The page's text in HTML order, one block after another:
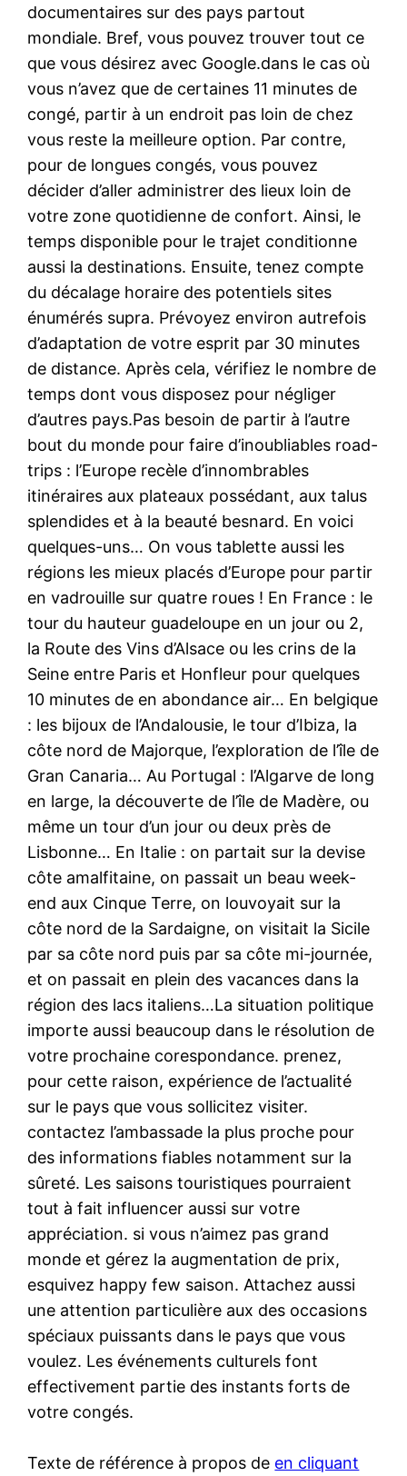
documentaires sur des pays partout
mondiale. Bref, vous pouvez trouver tout ce
que vous désirez avec Google.dans le cas où
vous n’avez que de certaines 11 minutes de
congé, partir à un endroit pas loin de chez
vous reste la meilleure option. Par contre,
pour de longues congés, vous pouvez
décider d’aller administrer des lieux loin de
votre zone quotidienne de confort. Ainsi, le
temps disponible pour le trajet conditionne
aussi la destinations. Ensuite, tenez compte
du décalage horaire des potentiels sites
énumérés supra. Prévoyez environ autrefois
d’adaptation de votre esprit par 30 minutes
de distance. Après cela, vérifiez le nombre de
temps dont vous disposez pour négliger
d’autres pays.Pas besoin de partir à l’autre
bout du monde pour faire d’inoubliables road-
trips : l’Europe recèle d’innombrables
itinéraires aux plateaux possédant, aux talus
splendides et à la beauté besnard. En voici
quelques-uns… On vous tablette aussi les
régions les mieux placés d’Europe pour partir
en vadrouille sur quatre roues ! En France : le
tour du hauteur guadeloupe en un jour ou 2,
la Route des Vins d’Alsace ou les crins de la
Seine entre Paris et Honfleur pour quelques
10 minutes de en abondance air… En belgique
: les bijoux de l’Andalousie, le tour d’Ibiza, la
côte nord de Majorque, l’exploration de l’île de
Gran Canaria… Au Portugal : l’Algarve de long
en large, la découverte de l’île de Madère, ou
même un tour d’un jour ou deux près de
Lisbonne… En Italie : on partait sur la devise
côte amalfitaine, on passait un beau week-
end aux Cinque Terre, on louvoyait sur la
côte nord de la Sardaigne, on visitait la Sicile
par sa côte nord puis par sa côte mi-journée,
et on passait en plein des vacances dans la
région des lacs italiens…La situation politique
importe aussi beaucoup dans le résolution de
votre prochaine corespondance. prenez,
pour cette raison, expérience de l’actualité
sur le pays que vous sollicitez visiter.
contactez l’ambassade la plus proche pour
des informations fiables notamment sur la
sûreté. Les saisons touristiques pourraient
tout à fait influencer aussi sur votre
appréciation. si vous n’aimez pas grand
monde et gérez la augmentation de prix,
esquivez happy few saison. Attachez aussi
une attention particulière aux des occasions
spéciaux puissants dans le pays que vous
voulez. Les événements culturels font
effectivement partie des instants forts de
votre congés.
Texte de référence à propos de en cliquant